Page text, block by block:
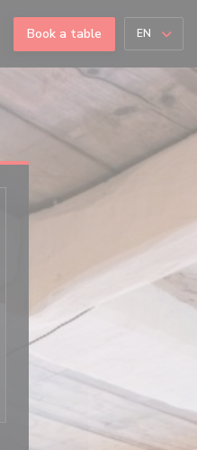
Book a table EN